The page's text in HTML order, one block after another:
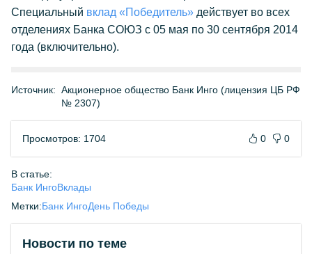
Специальный вклад «Победитель» действует во всех
отделениях Банка СОЮЗ с 05 мая по 30 сентября 2014
года (включительно).
Источник: Акционерное общество Банк Инго (лицензия ЦБ РФ
№ 2307)
Просмотров: 1704 0 0
В статье:
Банк ИнгоВклады
Метки:Банк ИнгоДень Победы
Новости по теме